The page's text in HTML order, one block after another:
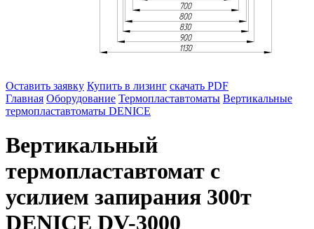
Оставить заявку Купить в лизинг скачать PDF
Главная Оборудование Термопластавтоматы Вертикальные
термопластавтоматы DENICE
Вертикальный
термопластавтомат с
усилием запирания 300т
DENICE DV-3000